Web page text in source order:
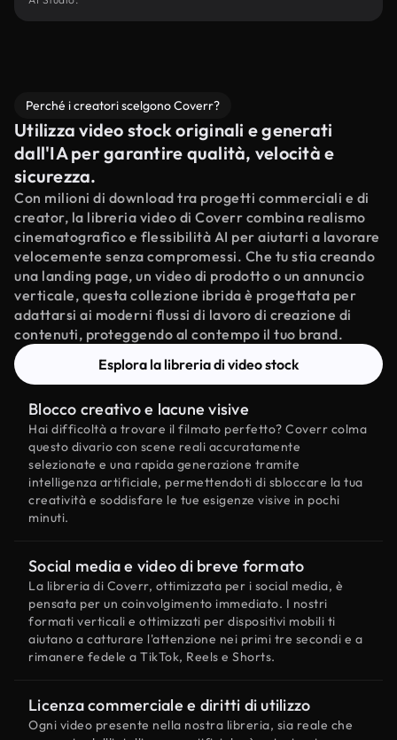
Perché i creatori scelgono Coverr?
Utilizza video stock originali e generati
dall'IA per garantire qualità, velocità e
sicurezza.
Con milioni di download tra progetti commerciali e di
creator, la libreria video di Coverr combina realismo
cinematografico e flessibilità AI per aiutarti a lavorare
velocemente senza compromessi. Che tu stia creando
una landing page, un video di prodotto o un annuncio
verticale, questa collezione ibrida è progettata per
adattarsi ai moderni flussi di lavoro di creazione di
contenuti, proteggendo al contempo il tuo brand.
Esplora la libreria di video stock
Blocco creativo e lacune visive
Hai difficoltà a trovare il filmato perfetto? Coverr colma
questo divario con scene reali accuratamente
selezionate e una rapida generazione tramite
intelligenza artificiale, permettendoti di sbloccare la tua
creatività e soddisfare le tue esigenze visive in pochi
minuti.
Social media e video di breve formato
La libreria di Coverr, ottimizzata per i social media, è
pensata per un coinvolgimento immediato. I nostri
formati verticali e ottimizzati per dispositivi mobili ti
aiutano a catturare l'attenzione nei primi tre secondi e a
rimanere fedele a TikTok, Reels e Shorts.
Licenza commerciale e diritti di utilizzo
Ogni video presente nella nostra libreria, sia reale che